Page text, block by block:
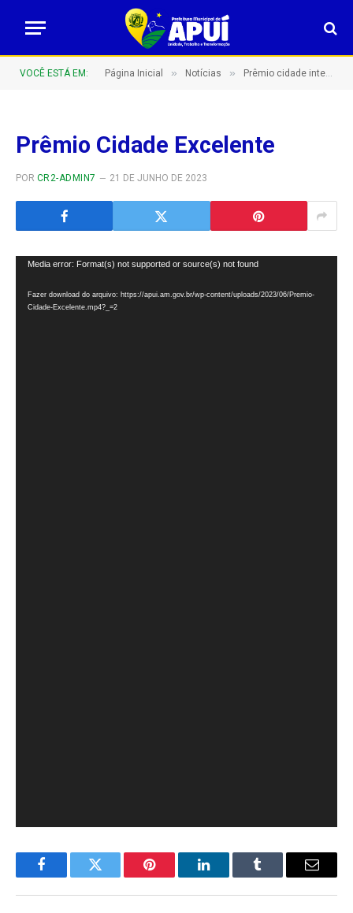
VOCÊ ESTÁ EM: Página Inicial » Notícias » Prêmio cidade inteligente
Prêmio Cidade Excelente
POR CR2-ADMIN7 21 DE JUNHO DE 2023
Tocador
vídeo
Media error: Format(s) not supported or source(s) not found
Fazer download do arquivo: https://apui.am.gov.br/wp-content/uploads/2023/06/Premio-
Cidade-Excelente.mp4?_=2
FacebookTwitter Pinterest LinkedInTumblr
E-